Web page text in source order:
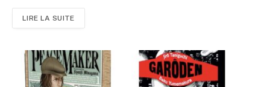
LIRE LA SUITE